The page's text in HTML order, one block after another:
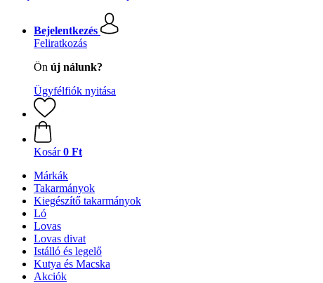
Bejelentkezés
Feliratkozás
Ön új nálunk?
Ügyfélfiók nyitása
Kosár 0 Ft
Márkák
Takarmányok
Kiegészítő takarmányok
Ló
Lovas
Lovas divat
Istálló és legelő
Kutya és Macska
Akciók